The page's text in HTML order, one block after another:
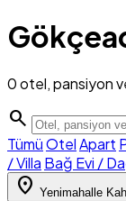
0 otel, pansiyon
search
TümüOtelApart
/ Villa Bağ Evi /
location_on Yenimahalle